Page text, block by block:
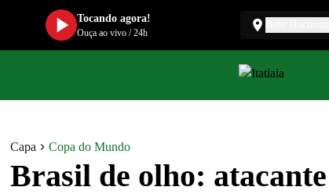
Capa Copa do Mundo
Brasil de olho:
Tocando agora!
Ouça ao vivo/24h